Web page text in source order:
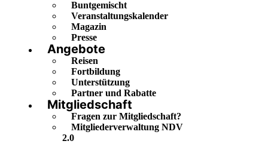
Buntgemischt
Veranstaltungskalender
Magazin
Presse
Angebote
Reisen
Fortbildung
Unterstützung
Partner und Rabatte
Mitgliedschaft
Fragen zur Mitgliedschaft?
Mitgliederverwaltung NDV
2.0